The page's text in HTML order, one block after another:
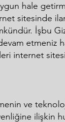
hale
sitesinde
İşbu
etmeniz
internet
ve
ilişkin